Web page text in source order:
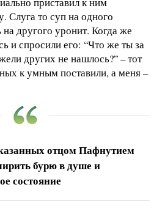
Слуга то суп на одного
на другого уронит. Когда же
и спросили его: “Что же ты за
других не нашлось?” – тот
к умным поставили, а меня –
отцом Пафнутием
бурю в душе и
состояние